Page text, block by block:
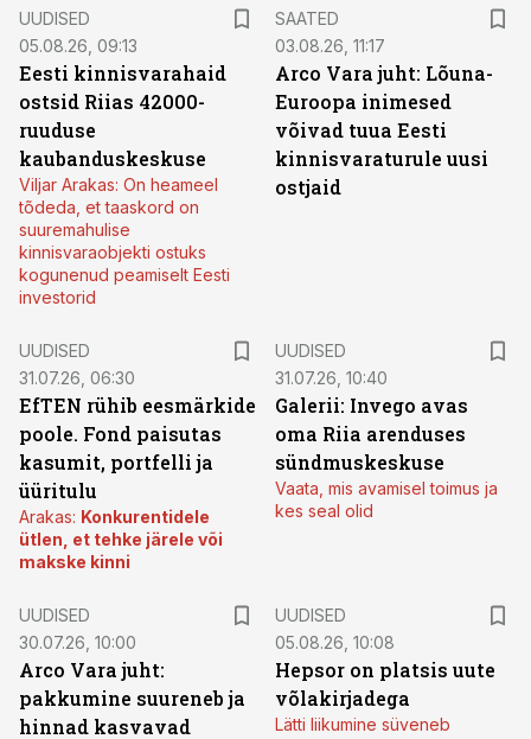
UUDISED
05.08.26, 09:13
Eesti kinnisvarahaid
ostsid Riias 42000-
ruuduse
kaubanduskeskuse
Viljar Arakas: On heameel
tõdeda, et taaskord on
suuremahulise
kinnisvaraobjekti ostuks
kogunenud peamiselt Eesti
investorid
SAATED
03.08.26, 11:17
Arco Vara juht: Lõuna-
Euroopa inimesed
võivad tuua Eesti
kinnisvaraturule uusi
ostjaid
UUDISED
31.07.26, 06:30
EfTEN rühib eesmärkide
poole. Fond paisutas
kasumit, portfelli ja
üüritulu
Arakas: Konkurentidele
ütlen, et tehke järele või
makske kinni
UUDISED
31.07.26, 10:40
Galerii: Invego avas
oma Riia arenduses
sündmuskeskuse
Vaata, mis avamisel toimus ja
kes seal olid
UUDISED
30.07.26, 10:00
Arco Vara juht:
pakkumine suureneb ja
hinnad kasvavad
UUDISED
05.08.26, 10:08
Hepsor on platsis uute
võlakirjadega
Lätti liikumine süveneb